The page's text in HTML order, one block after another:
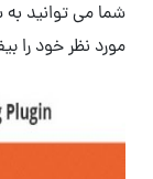
شما می توانید به
مورد نظر خود را